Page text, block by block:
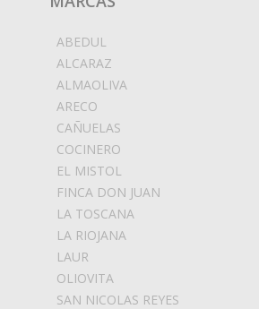
ABEDUL
ALCARAZ
ALMAOLIVA
ARECO
CAÑUELAS
COCINERO
EL MISTOL
FINCA DON JUAN
LA TOSCANA
LA RIOJANA
LAUR
OLIOVITA
SAN NICOLAS REYES